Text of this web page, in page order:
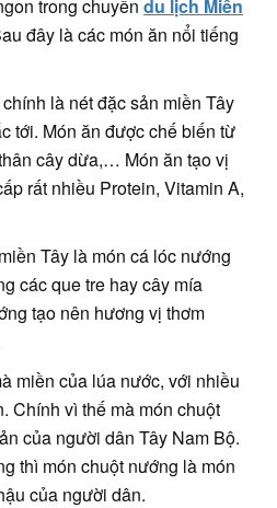
trong chuyến du lịch Miền
đây là các món ăn nổi tiếng
là nét đặc sản miền Tây
tới. Món ăn được chế biến từ
cây dừa,… Món ăn tạo vị
rất nhiều Protein, Vitamin A,
Tây là món cá lóc nướng
các que tre hay cây mía
tạo nên hương vị thơm
miền của lúa nước, với nhiều
Chính vì thế mà món chuột
của người dân Tây Nam Bộ.
thì món chuột nướng là món
của người dân.